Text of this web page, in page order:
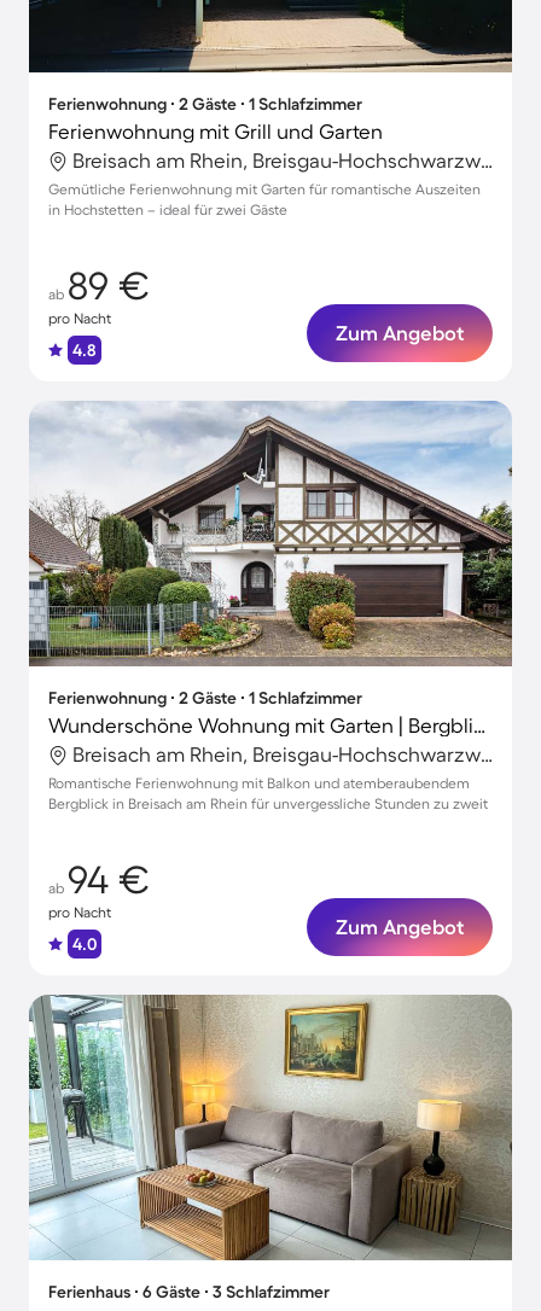
Ferienwohnung ∙ 2 Gäste ∙ 1 Schlafzimmer
Ferienwohnung mit Grill und Garten
Breisach am Rhein, Breisgau-Hochschwarzwald, Deutschland
Gemütliche Ferienwohnung mit Garten für romantische Auszeiten
in Hochstetten – ideal für zwei Gäste
ab 89 €
pro Nacht
4.8
Zum Angebot
Ferienwohnung ∙ 2 Gäste ∙ 1 Schlafzimmer
Wunderschöne Wohnung mit Garten | Bergblick
Breisach am Rhein, Breisgau-Hochschwarzwald, Deutschland
Romantische Ferienwohnung mit Balkon und atemberaubendem
Bergblick in Breisach am Rhein für unvergessliche Stunden zu zweit
ab 94 €
pro Nacht
4.0
Zum Angebot
Ferienhaus ∙ 6 Gäste ∙ 3 Schlafzimmer